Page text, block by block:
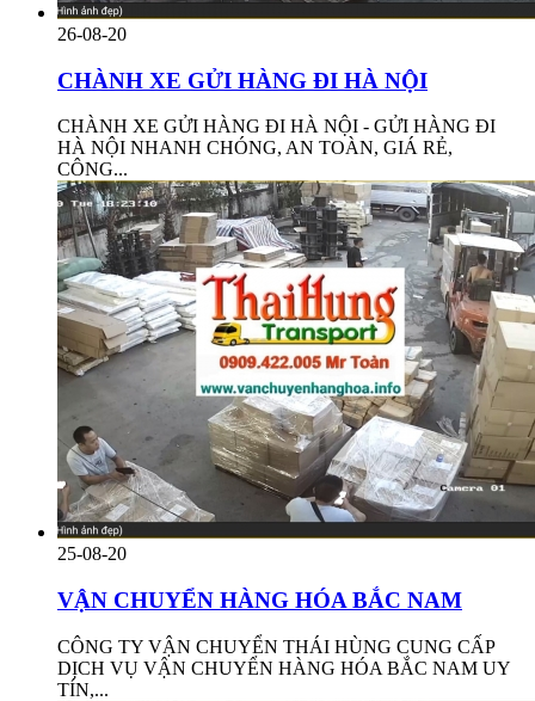
26-08-20
CHÀNH XE GỬI HÀNG ĐI HÀ NỘI
CHÀNH XE GỬI HÀNG ĐI HÀ NỘI - GỬI HÀNG ĐI
HÀ NỘI NHANH CHÓNG, AN TOÀN, GIÁ RẺ,
CÔNG...
25-08-20
VẬN CHUYỂN HÀNG HÓA BẮC NAM
CÔNG TY VẬN CHUYỂN THÁI HÙNG CUNG CẤP
DỊCH VỤ VẬN CHUYỂN HÀNG HÓA BẮC NAM UY
TÍN,...